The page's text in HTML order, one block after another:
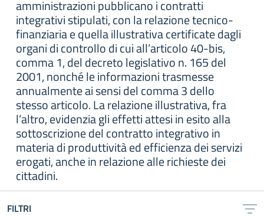
amministrazioni pubblicano i contratti
integrativi stipulati, con la relazione tecnico-
finanziaria e quella illustrativa certificate dagli
organi di controllo di cui all’articolo 40-bis,
comma 1, del decreto legislativo n. 165 del
2001, nonché le informazioni trasmesse
annualmente ai sensi del comma 3 dello
stesso articolo. La relazione illustrativa, fra
l’altro, evidenzia gli effetti attesi in esito alla
sottoscrizione del contratto integrativo in
materia di produttività ed efficienza dei servizi
erogati, anche in relazione alle richieste dei
cittadini.
FILTRI